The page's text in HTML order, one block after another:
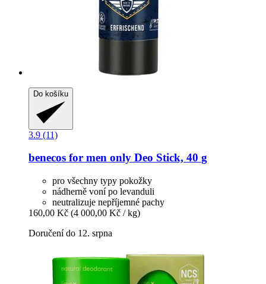
Do košíku
3.9 (11)
benecos for men only Deo Stick, 40 g
pro všechny typy pokožky
nádherně voní po levanduli
neutralizuje nepříjemné pachy
160,00 Kč (4 000,00 Kč / kg)
Doručení do 12. srpna